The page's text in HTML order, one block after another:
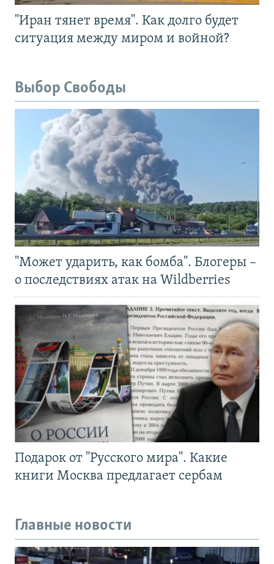
"Иран тянет время". Как долго будет
ситуация между миром и войной?
Выбор Свободы
"Может ударить, как бомба". Блогеры –
о последствиях атак на Wildberries
Подарок от "Русского мира". Какие
книги Москва предлагает сербам
Главные новости